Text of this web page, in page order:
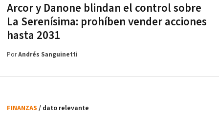
Arcor y Danone blindan el control sobre
La Serenísima: prohíben vender acciones
hasta 2031
PorAndrés Sanguinetti
FINANZAS / dato relevante